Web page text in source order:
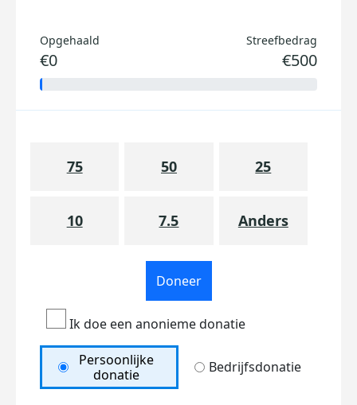
Opgehaald
€0
Streefbedrag
€500
75 50 25
10 7.5 Anders
Doneer
Ik doe een anonieme donatie
Persoonlijke
donatie
Bedrijfsdonatie